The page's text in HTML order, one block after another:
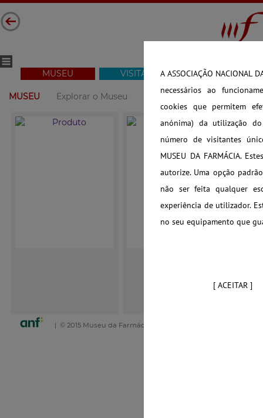
MUSEU VISITAR COLEÇÃO
A ASSOCIAÇÃO NACIONAL
necessários ao
cookies que permitem
anónima) da utilização do
número de visitantes
MUSEU DA FARMÁCIA.
autorize. Uma opção
não ser feita qualquer
experiência de utilizador.
no seu equipamento que
[ ACEITAR ]
MUSEU Explorar o Museu Visitas 360º Visita Virtual
| © 2015 Museu da Farmácia